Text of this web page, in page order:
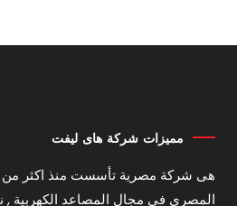
مميزات شركة هاى ليفت
المصرى فى مجال المصاعد الكهربية ,